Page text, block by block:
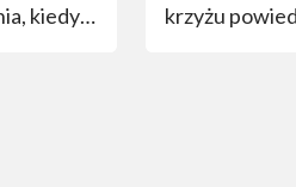
kiedy
krzyżu